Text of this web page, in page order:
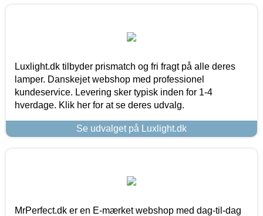
Luxlight.dk tilbyder prismatch og fri fragt på alle deres
lamper. Danskejet webshop med professionel
kundeservice. Levering sker typisk inden for 1-4
hverdage. Klik her for at se deres udvalg.
Se udvalget på Luxlight.dk
MrPerfect.dk er en E-mærket webshop med dag-til-dag